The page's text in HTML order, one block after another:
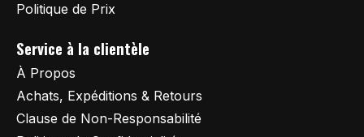
Politique de Prix
Service à la clientèle
À Propos
Achats, Expéditions & Retours
Clause de Non-Responsabilité